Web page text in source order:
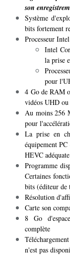
son
Système
bits fortement
Processeur
Intel
la prise
pour
4 Go de RAM
vidéos UHD ou
Au moins 256
pour
La prise en
équipement
HEVC adéquate
Programme
Certaines
bits (éditeur
Résolution
Carte son
8 Go
complète
n'est pas